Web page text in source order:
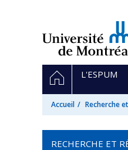
Navigation
principale
ACCUEIL
L'ESPUM
Accueil Recherche
RECHERCHE ET